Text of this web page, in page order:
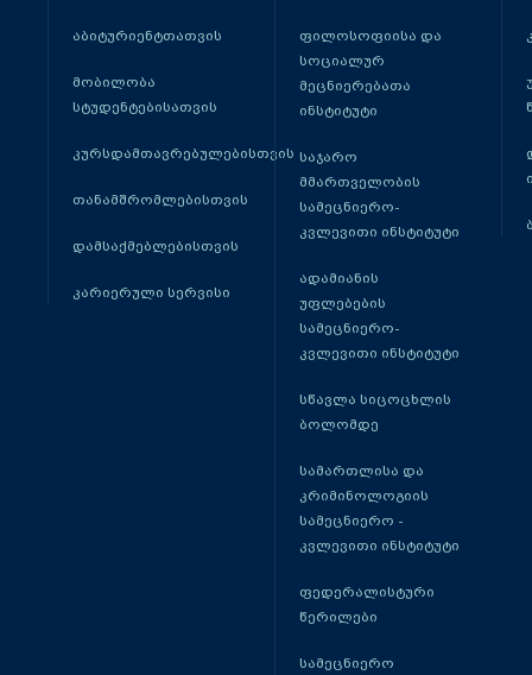
აბიტურიენტთათვის
მობილობა
სტუდენტებისათვის
კურსდამთავრებულებისთვის
თანამშრომლებისთვის
დამსაქმებლებისთვის
კარიერული სერვისი
ფილოსოფიისა და
სოციალურ
მეცნიერებათა
ინსტიტუტი
საჯარო
მმართველობის
სამეცნიერო-
კვლევითი ინსტიტუტი
ადამიანის
უფლებების
სამეცნიერო-
კვლევითი ინსტიტუტი
სწავლა სიცოცხლის
ბოლომდე
სამართლისა და
კრიმინოლოგიის
სამეცნიერო -
კვლევითი ინსტიტუტი
ფედერალისტური
წერილები
სამეცნიერო